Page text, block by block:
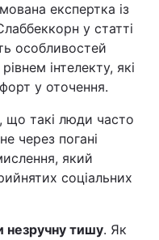
експертка із
у статті
особливостей
інтелекту, які
у оточення.
що такі люди часто
через погані
який
соціальних
незручну тишу. Як